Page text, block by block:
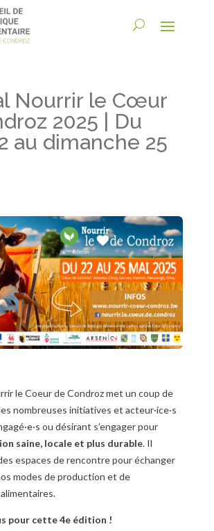
Nourrir le Cœur
2025 | Du
au dimanche 25
le Coeur de Condroz met un coup de
nombreuses initiatives et acteur·ice·s
ou désirant s’engager pour
saine, locale et plus durable. Il
espaces de rencontre pour échanger
modes de production et de
pour cette 4e édition !